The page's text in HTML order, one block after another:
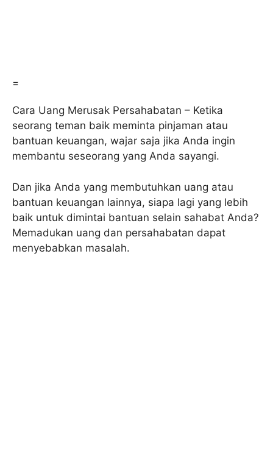
=
Cara Uang Merusak Persahabatan – Ketika
seorang teman baik meminta pinjaman atau
bantuan keuangan, wajar saja jika Anda ingin
membantu seseorang yang Anda sayangi.
Dan jika Anda yang membutuhkan uang atau
bantuan keuangan lainnya, siapa lagi yang lebih
baik untuk dimintai bantuan selain sahabat Anda?
Memadukan uang dan persahabatan dapat
menyebabkan masalah.